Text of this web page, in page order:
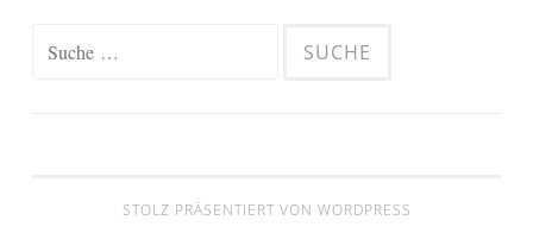
Suche
STOLZ PRÄSENTIERT VON WORDPRESS